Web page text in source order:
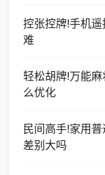
控张控牌!手机
难
轻松胡牌!万能
么优化
民间高手!家用
差别大吗